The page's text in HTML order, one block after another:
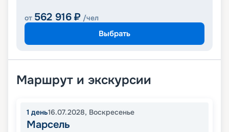
от 562 916 ₽ /чел
Выбрать
Маршрут и экскурсии
1 день16.07.2028, Воскресенье
Марсель